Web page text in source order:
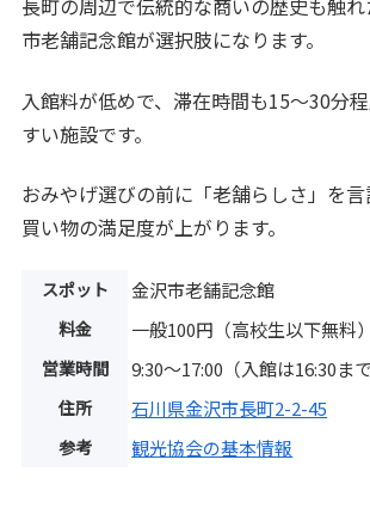
長町の周辺で伝統的な商いの歴史も触
市老舗記念館が選択肢になります。
入館料が低めで、滞在時間も15～30分
すい施設です。
おみやげ選びの前に「老舗らしさ」を言
買い物の満足度が上がります。
スポット 金沢市老舗記念館
料金 一般100円（高校生以下無料）
営業時間 9:30～17:00（入館は16:30まで
住所 石川県金沢市長町2-2-45
参考 観光協会の基本情報